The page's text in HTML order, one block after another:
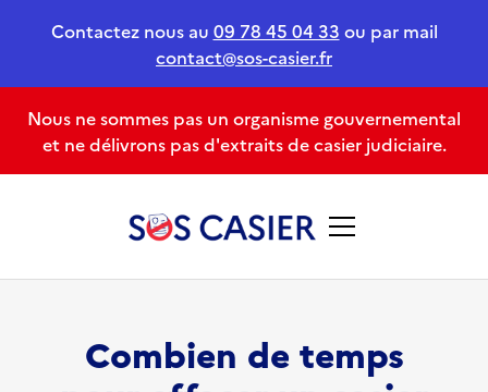
Contactez nous au 09 78 45 04 33 ou par mail
contact@sos-casier.fr
Nous ne sommes pas un organisme gouvernemental
et ne délivrons pas d'extraits de casier judiciaire.
Combien de temps